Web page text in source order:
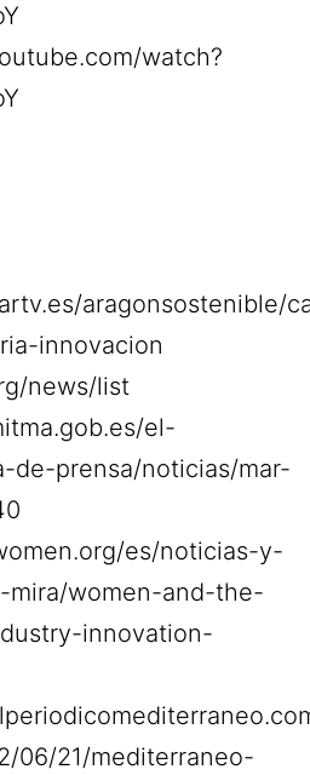
watch?
aragonsostenible/
innovacion
news/list
el-
de-prensa/noticias/mar-
es/noticias-y-
mira/women-and-the-
innovation-
06/21/mediterraneo-